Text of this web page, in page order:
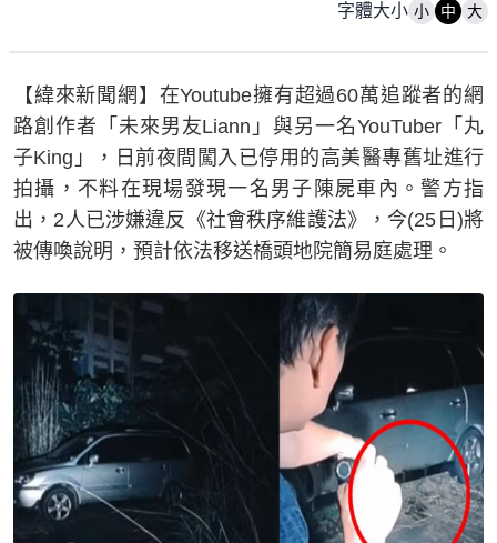
字體大小 小 中 大
【緯來新聞網】在Youtube擁有超過60萬追蹤者的網
路創作者「未來男友Liann」與另一名YouTuber「丸
子King」，日前夜間闖入已停用的高美醫專舊址進行
拍攝，不料在現場發現一名男子陳屍車內。警方指
出，2人已涉嫌違反《社會秩序維護法》，今(25日)將
被傳喚說明，預計依法移送橋頭地院簡易庭處理。